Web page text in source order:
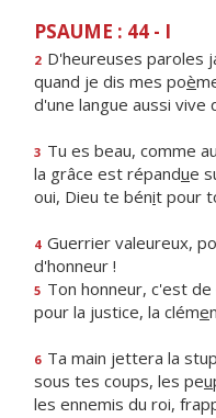
PSAUME : 44 - I
2 D'heureuses paroles
quand je dis mes poè
d'une langue aussi vive
3 Tu es beau, comme
la grâce est répandue
oui, Dieu te bénit pour
4 Guerrier valeureux,
d'honneur !
5 Ton honneur, c'est de
pour la justice, la cléme
6 Ta main jettera la
sous tes coups, les peu
les ennemis du roi,